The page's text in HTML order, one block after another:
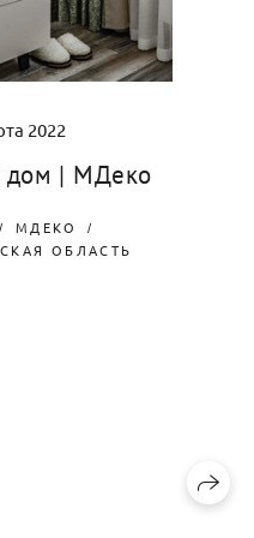
2022
дом | МДеко
МДЕКО
ОБЛАСТЬ